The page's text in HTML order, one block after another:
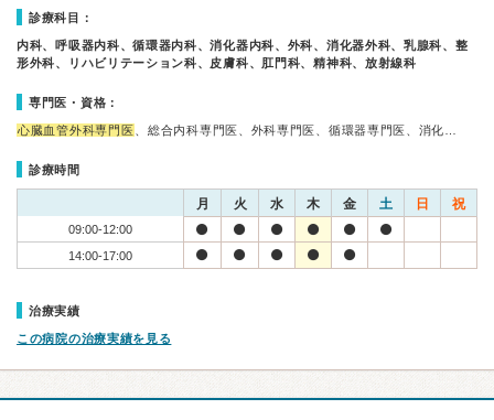
診療科目：
内科、呼吸器内科、循環器内科、消化器内科、外科、消化器外科、乳腺科、整
形外科、リハビリテーション科、皮膚科、肛門科、精神科、放射線科
専門医・資格：
心臓血管外科専門医 、総合内科専門医、外科専門医、循環器専門医、消化…
診療時間
月 火 水 木 金 土 日 祝
09:00-12:00
14:00-17:00
治療実績
この病院の治療実績を見る